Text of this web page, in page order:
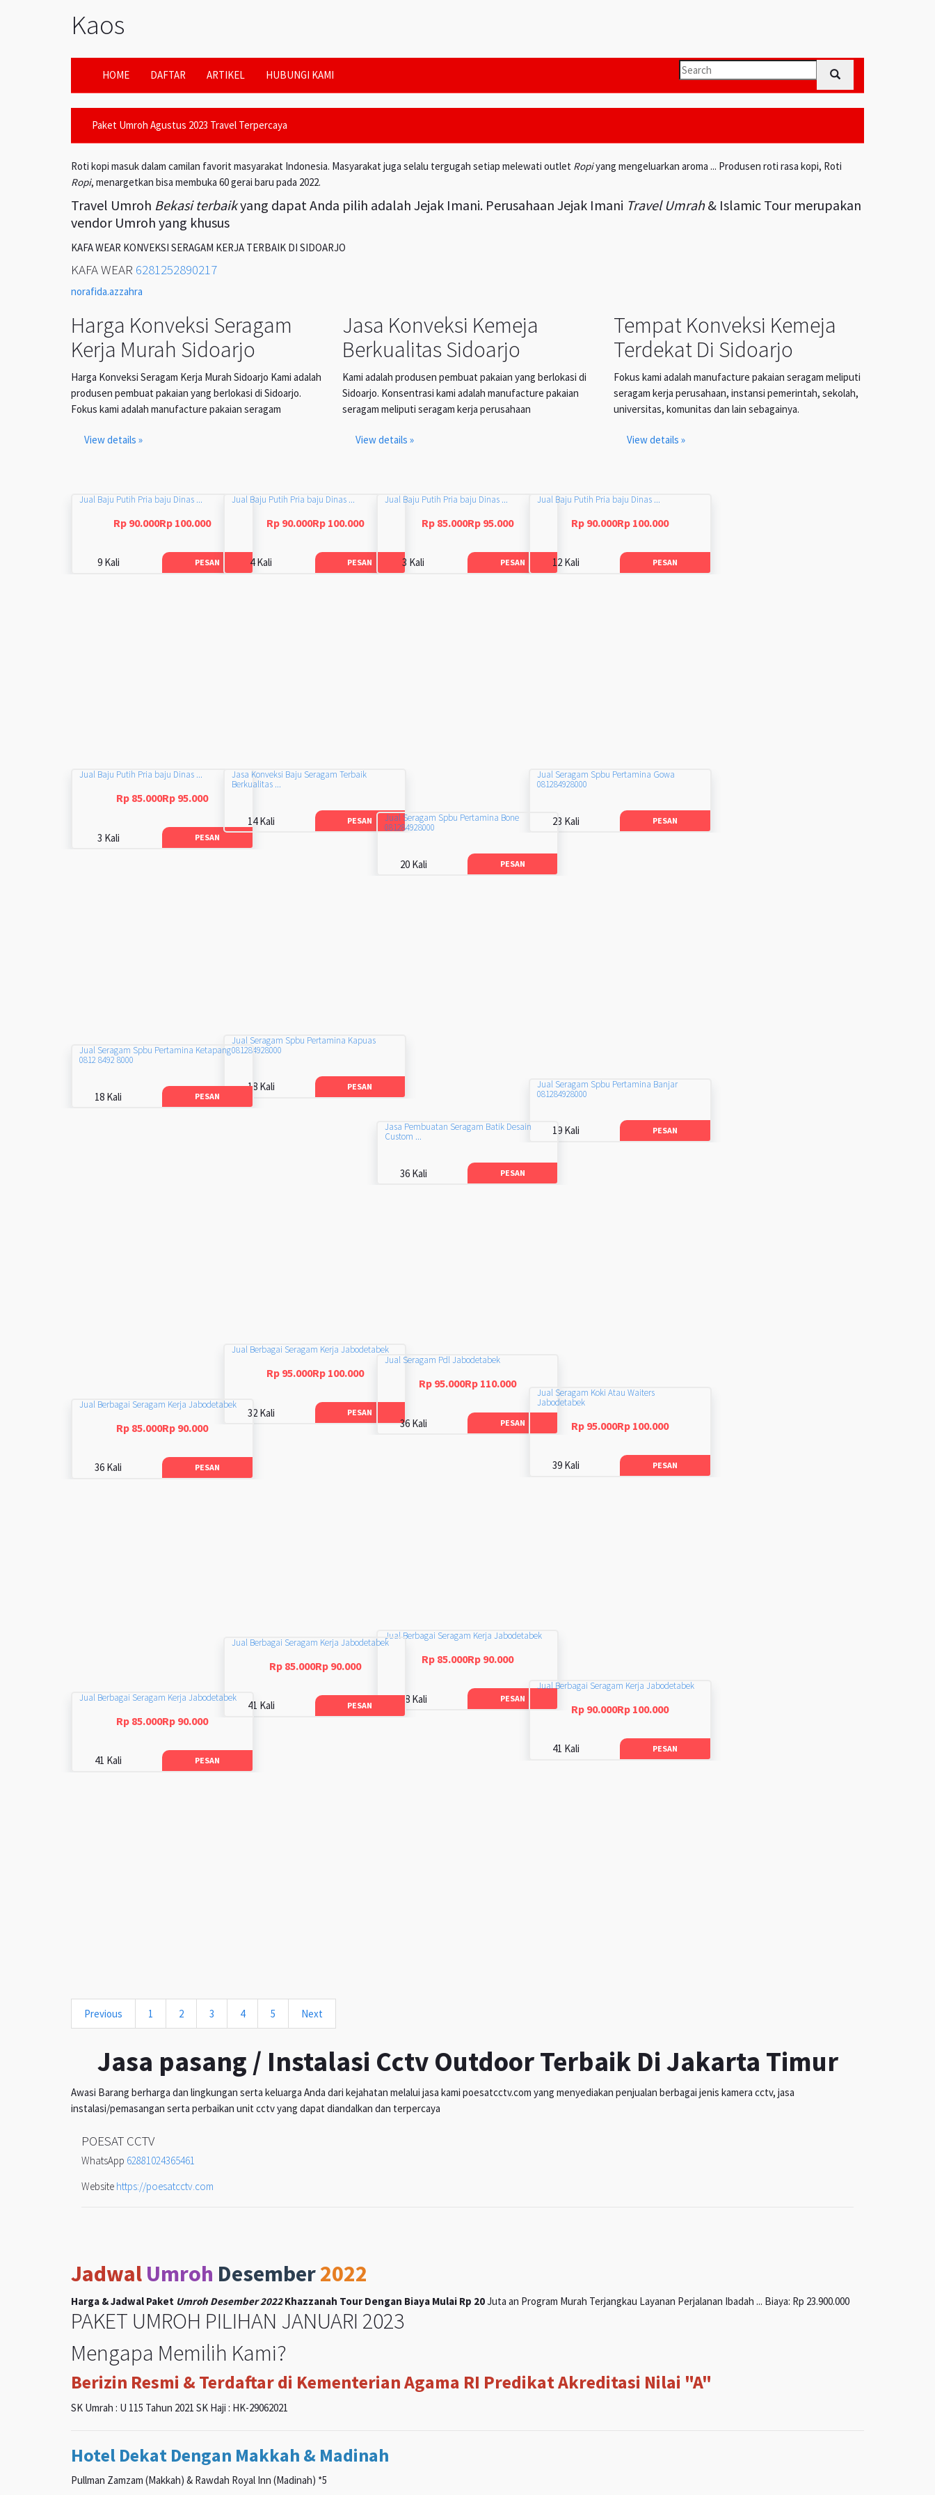
Kaos
HOME DAFTAR ARTIKEL HUBUNGI KAMI
Paket Umroh Agustus 2023 Travel Terpercaya
Roti kopi masuk dalam camilan favorit masyarakat Indonesia. Masyarakat juga selalu tergugah setiap melewati outlet Ropiyang mengeluarkan aroma ... Produsen roti rasa kopi, Roti
Ropi, menargetkan bisa membuka 60 gerai baru pada 2022.
Travel Umroh Bekasi terbaikyang dapat Anda pilih adalah Jejak Imani. Perusahaan Jejak Imani Travel Umrah& Islamic Tour merupakan
vendor Umroh yang khusus
KAFA WEAR KONVEKSI SERAGAM KERJA TERBAIK DI SIDOARJO
KAFA WEAR 6281252890217
norafida.azzahra
Harga Konveksi Seragam
Kerja Murah Sidoarjo
Harga Konveksi Seragam Kerja Murah Sidoarjo Kami adalah
produsen pembuat pakaian yang berlokasi di Sidoarjo.
Fokus kami adalah manufacture pakaian seragam
View details »
Jasa Konveksi Kemeja
Berkualitas Sidoarjo
Kami adalah produsen pembuat pakaian yang berlokasi di
Sidoarjo. Konsentrasi kami adalah manufacture pakaian
seragam meliputi seragam kerja perusahaan
View details »
Tempat Konveksi Kemeja
Terdekat Di Sidoarjo
Fokus kami adalah manufacture pakaian seragam meliputi
seragam kerja perusahaan, instansi pemerintah, sekolah,
universitas, komunitas dan lain sebagainya.
View details »
Jual Baju Putih Pria baju Dinas ...
Rp 90.000Rp 100.000
9 Kali PESAN
Jual Baju Putih Pria baju Dinas ...
Rp 90.000Rp 100.000
4 Kali PESAN
Jual Baju Putih Pria baju Dinas ...
Rp 85.000Rp 95.000
3 Kali PESAN
Jual Baju Putih Pria baju Dinas ...
Rp 90.000Rp 100.000
12 Kali PESAN
Jual Baju Putih Pria baju Dinas ...
Rp 85.000Rp 95.000
3 Kali PESAN
Jasa Konveksi Baju Seragam Terbaik
Berkualitas ...
14 Kali PESAN
Jual Seragam Spbu Pertamina Gowa
081284928000
23 Kali PESAN
Jual Seragam Spbu Pertamina Bone
081284928000
20 Kali PESAN
Jual Seragam Spbu Pertamina Kapuas
081284928000
18 Kali PESAN
Jual Seragam Spbu Pertamina Ketapang
0812 8492 8000
18 Kali PESAN
Jual Seragam Spbu Pertamina Banjar
081284928000
19 Kali PESAN
Jasa Pembuatan Seragam Batik Desain
Custom ...
36 Kali PESAN
Jual Berbagai Seragam Kerja Jabodetabek
Rp 95.000Rp 100.000
32 Kali PESAN
Jual Seragam Pdl Jabodetabek
Rp 95.000Rp 110.000
36 Kali PESAN
Jual Seragam Koki Atau Waiters
Jabodetabek
Rp 95.000Rp 100.000
39 Kali PESAN
Jual Berbagai Seragam Kerja Jabodetabek
Rp 85.000Rp 90.000
36 Kali PESAN
Jual Berbagai Seragam Kerja Jabodetabek
Rp 85.000Rp 90.000
48 Kali PESAN
Jual Berbagai Seragam Kerja Jabodetabek
Rp 85.000Rp 90.000
41 Kali PESAN
Jual Berbagai Seragam Kerja Jabodetabek
Rp 90.000Rp 100.000
41 Kali PESAN
Jual Berbagai Seragam Kerja Jabodetabek
Rp 85.000Rp 90.000
41 Kali PESAN
Previous 1 2 3 4 5 Next
Jasa pasang / Instalasi Cctv Outdoor Terbaik Di Jakarta Timur
Awasi Barang berharga dan lingkungan serta keluarga Anda dari kejahatan melalui jasa kami poesatcctv.com yang menyediakan penjualan berbagai jenis kamera cctv, jasa
instalasi/pemasangan serta perbaikan unit cctv yang dapat diandalkan dan terpercaya
POESAT CCTV
WhatsApp 62881024365461
Website https://poesatcctv.com
Jadwal Umroh Desember2022
Harga & Jadwal Paket Umroh Desember 2022Khazzanah Tour Dengan Biaya Mulai Rp 20Juta an Program Murah Terjangkau Layanan Perjalanan Ibadah ... Biaya: Rp 23.900.000
PAKET UMROH PILIHAN JANUARI 2023
Mengapa Memilih Kami?
Berizin Resmi & Terdaftar di Kementerian Agama RI Predikat Akreditasi Nilai "A"
SK Umrah : U 115 Tahun 2021 SK Haji : HK-29062021
Hotel Dekat Dengan Makkah & Madinah
Pullman Zamzam (Makkah) & Rawdah Royal Inn (Madinah) *5